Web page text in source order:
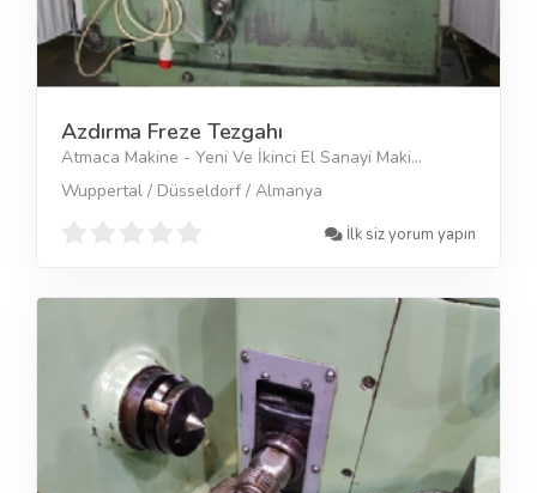
Azdırma Freze Tezgahı
Atmaca Makine - Yeni Ve İkinci El Sanayi Maki...
Wuppertal / Düsseldorf / Almanya
İlk siz yorum yapın